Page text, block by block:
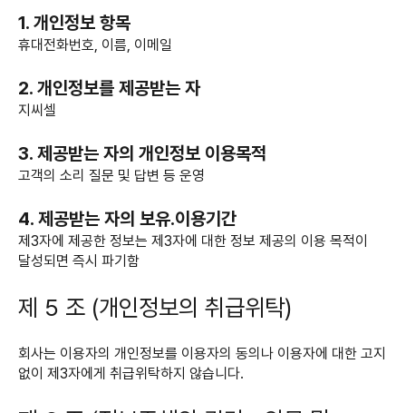
1. 개인정보 항목
휴대전화번호, 이름, 이메일
2. 개인정보를 제공받는 자
지씨셀
3. 제공받는 자의 개인정보 이용목적
고객의 소리 질문 및 답변 등 운영
4. 제공받는 자의 보유.이용기간
제3자에 제공한 정보는 제3자에 대한 정보 제공의 이용 목적이
달성되면 즉시 파기함
제 5 조 (개인정보의 취급위탁)
회사는 이용자의 개인정보를 이용자의 동의나 이용자에 대한 고지
없이 제3자에게 취급위탁하지 않습니다.